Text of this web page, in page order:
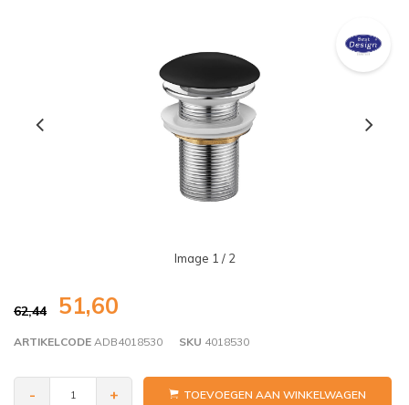
Image 1 / 2
62,44 51,60
ARTIKELCODE ADB4018530 SKU 4018530
- + TOEVOEGEN AAN WINKELWAGEN